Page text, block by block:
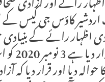
کاؤس جی کیس کے
اظہار رائے کے ہےدیا اور قرار دیا